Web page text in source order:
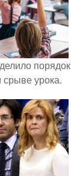
порядок
срыве урока.